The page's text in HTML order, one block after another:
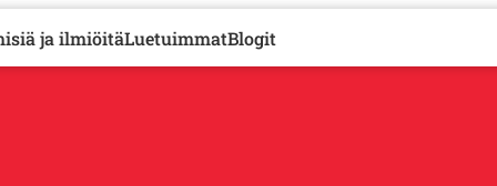
ja ilmiöitäLuetuimmatBlogit